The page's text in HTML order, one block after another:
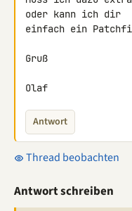
oder kann ich dir
einfach ein
Gruß
Olaf
Antwort
Thread beobachten
Antwort schreiben